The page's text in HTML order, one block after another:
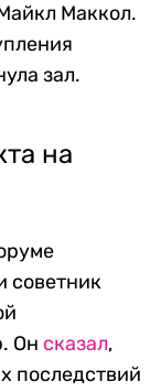
Маккол.
зал.
на
советник
Он сказал,
последствий